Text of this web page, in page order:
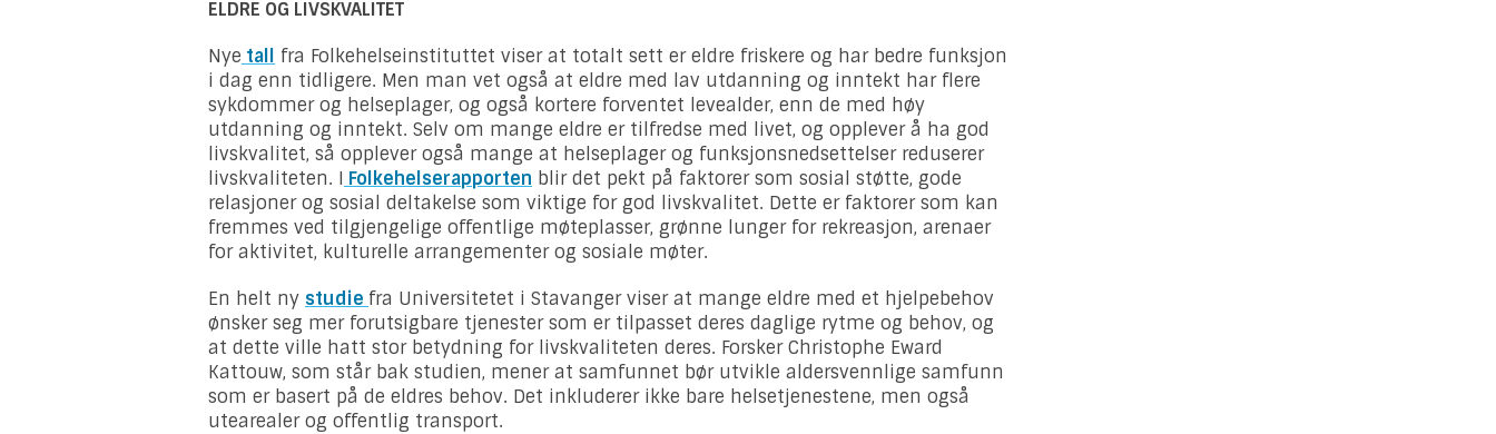
ELDRE OG LIVSKVALITET
Nye tall fra Folkehelseinstituttet viser at totalt sett er eldre friskere og har bedre funksjon
i dag enn tidligere. Men man vet også at eldre med lav utdanning og inntekt har flere
sykdommer og helseplager, og også kortere forventet levealder, enn de med høy
utdanning og inntekt. Selv om mange eldre er tilfredse med livet, og opplever å ha god
livskvalitet, så opplever også mange at helseplager og funksjonsnedsettelser reduserer
livskvaliteten. I Folkehelserapporten blir det pekt på faktorer som sosial støtte, gode
relasjoner og sosial deltakelse som viktige for god livskvalitet. Dette er faktorer som kan
fremmes ved tilgjengelige offentlige møteplasser, grønne lunger for rekreasjon, arenaer
for aktivitet, kulturelle arrangementer og sosiale møter.
En helt ny studie fra Universitetet i Stavanger viser at mange eldre med et hjelpebehov
ønsker seg mer forutsigbare tjenester som er tilpasset deres daglige rytme og behov, og
at dette ville hatt stor betydning for livskvaliteten deres. Forsker Christophe Eward
Kattouw, som står bak studien, mener at samfunnet bør utvikle aldersvennlige samfunn
som er basert på de eldres behov. Det inkluderer ikke bare helsetjenestene, men også
utearealer og offentlig transport.